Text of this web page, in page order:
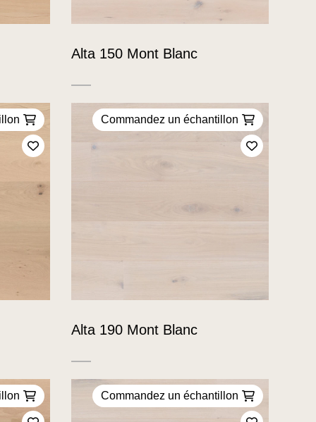
Alta 150 Mont Blanc
Ajoutez à mes favoris
Commandez un échantillon
Ajoutez à
Alta 190 Mont Blanc
Commandez un échantillon